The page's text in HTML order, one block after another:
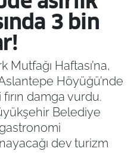
3 bin
Mutfağı Haftası’na,
Höyüğü’nde
damga vurdu.
Belediye
dev turizm